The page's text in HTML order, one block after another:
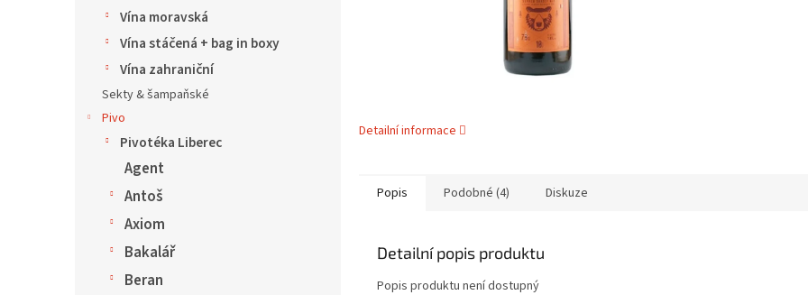
Vína moravská
Vína stáčená + bag in boxy
Vína zahraniční
Sekty & šampaňské
Pivo
Pivotéka Liberec
Agent
Antoš
Axiom
Bakalář
Beran
Detailní informace
Popis Podobné (4) Diskuze
Detailní popis produktu
Popis produktu není dostupný